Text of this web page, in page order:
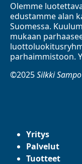
Olemme
edustamme alan
Suomessa.
mukaan
parhaimmistoon.
©2025Silkki
Yritys
Palvelut
Tuotteet